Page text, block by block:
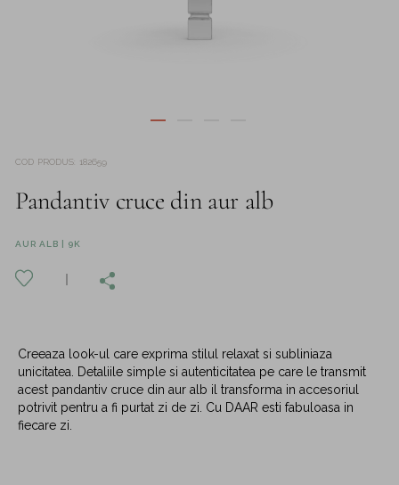
COD PRODUS 182659
Pandantiv cruce din aur alb
AUR ALB | 9K
Creeaza look-ul care exprima stilul relaxat si subliniaza
unicitatea. Detaliile simple si autenticitatea pe care le transmit
acest pandantiv cruce din aur alb il transforma in accesoriul
potrivit pentru a fi purtat zi de zi. Cu DAAR esti fabuloasa in
fiecare zi.